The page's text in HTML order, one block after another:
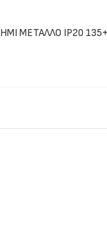
ΜΕΤΑΛΛΟ IP20